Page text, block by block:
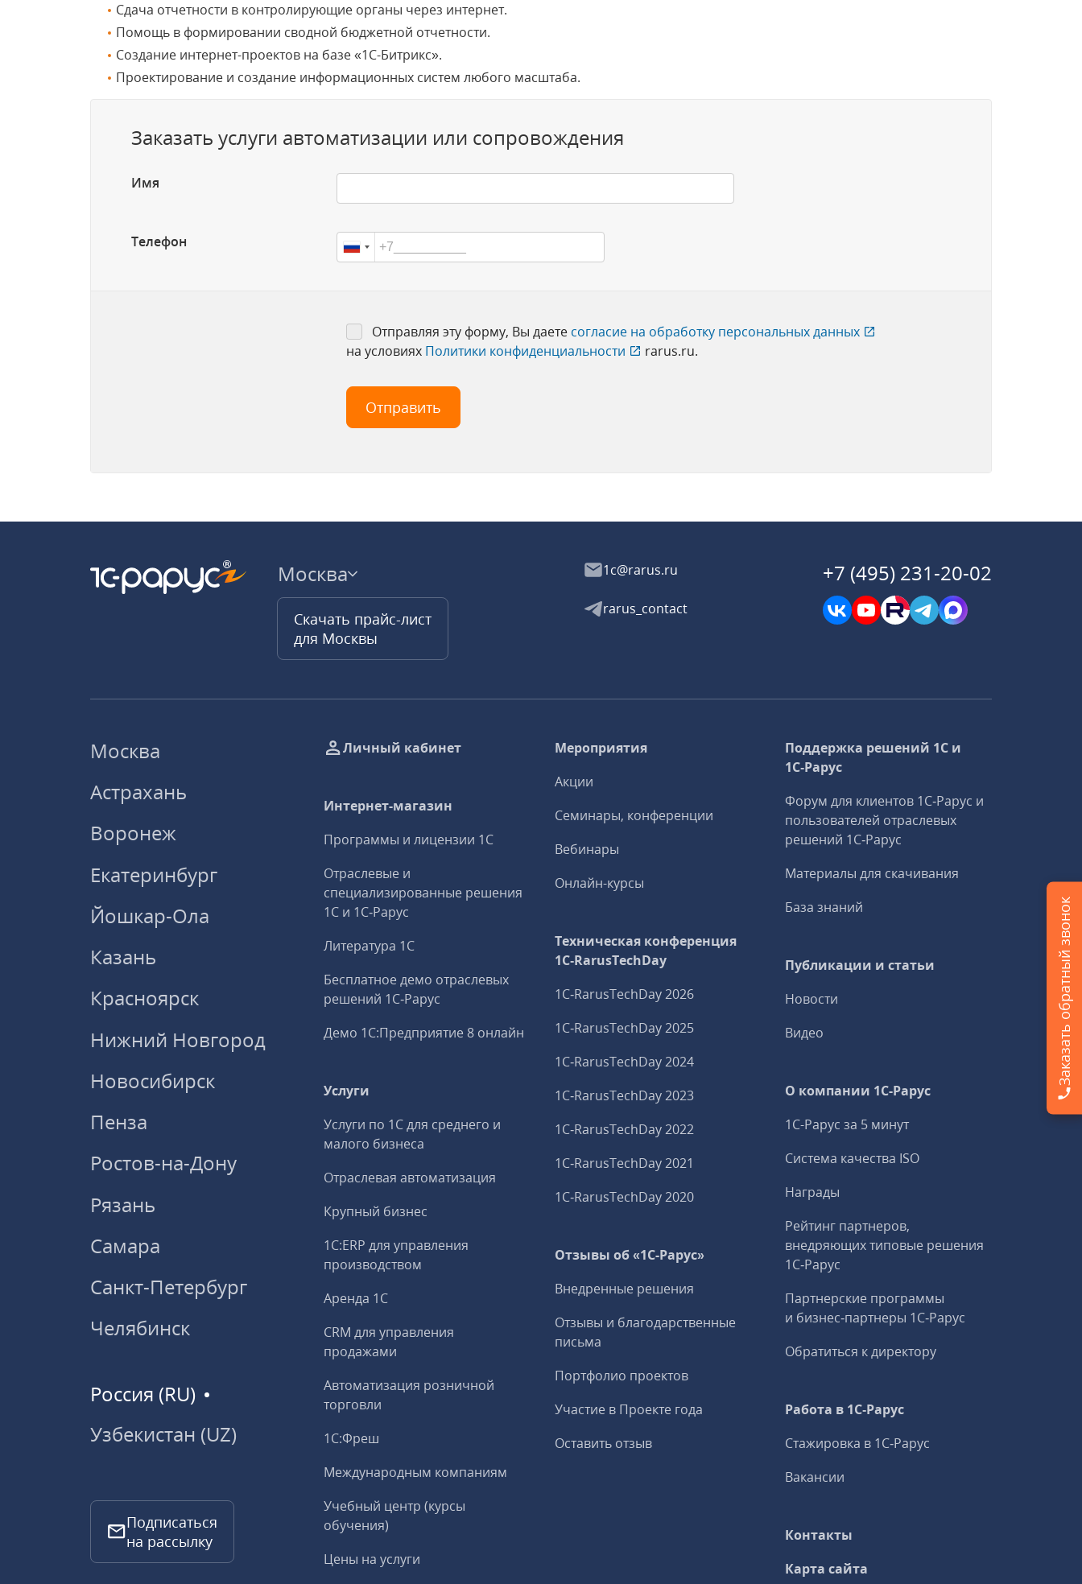
Сдача отчетности в контролирующие органы через интернет.
Помощь в формировании сводной бюджетной отчетности.
Создание интернет-проектов на базе «1С-Битрикс».
Проектирование и создание информационных систем любого масштаба.
Заказать услуги автоматизации или сопровождения
Имя
Телефон
Отправляя эту форму, Вы даете согласие на обработку персональных данных
на условиях Политики конфиденциальности rarus.ru.
Москва
Скачать прайс-лист
для Москвы
1c@rarus.ru
rarus_contact
+7 (495) 231-20-02
Москва
Астрахань
Воронеж
Екатеринбург
Йошкар-Ола
Казань
Красноярск
Нижний Новгород
Новосибирск
Пенза
Ростов-на-Дону
Рязань
Самара
Санкт-Петербург
Челябинск
Россия (RU)
Узбекистан (UZ)
Подписаться
на рассылку
Личный кабинет
Интернет-магазин
Программы и лицензии 1С
Отраслевые и
специализированные решения
1С и 1С‑Рарус
Литература 1С
Бесплатное демо отраслевых
решений 1С‑Рарус
Демо 1С:Предприятие 8 онлайн
Услуги
Услуги по 1С для среднего и
малого бизнеса
Отраслевая автоматизация
Крупный бизнес
1С:ERP для управления
производством
Аренда 1С
CRM для управления
продажами
Автоматизация розничной
торговли
1С:Фреш
Международным компаниям
Учебный центр (курсы
обучения)
Цены на услуги
Мероприятия
Акции
Семинары, конференции
Вебинары
Онлайн-курсы
Техническая конференция
1C‑RarusTechDay
1C‑RarusTechDay 2026
1C‑RarusTechDay 2025
1C‑RarusTechDay 2024
1C‑RarusTechDay 2023
1C‑RarusTechDay 2022
1C‑RarusTechDay 2021
1C‑RarusTechDay 2020
Отзывы об «1С-Рарус»
Внедренные решения
Отзывы и благодарственные
письма
Портфолио проектов
Участие в Проекте года
Оставить отзыв
Поддержка решений 1С и
1С‑Рарус
Форум для клиентов 1С‑Рарус и
пользователей отраслевых
решений 1С‑Рарус
Материалы для скачивания
База знаний
Публикации и статьи
Новости
Видео
О компании 1C-Рарус
1С-Рарус за 5 минут
Система качества ISO
Награды
Рейтинг партнеров,
внедряющих типовые решения
1С‑Рарус
Партнерские программы
и бизнес‑партнеры 1С‑Рарус
Обратиться к директору
Работа в 1С‑Рарус
Стажировка в 1С‑Рарус
Вакансии
Контакты
Карта сайта
Заказать обратный звонок